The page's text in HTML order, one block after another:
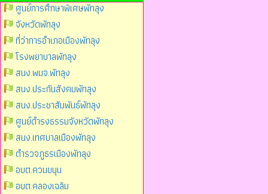
ศูนย์การศึกษาพิเศษพัทลุง
จังหวัดพัทลุง
ที่ว่าการอำเภอเมืองพัทลุง
โรงพยาบาลพัทลุง
สนง.พมจ.พัทลุง
สนง.ประกันสังคมพัทลุง
สนง.ประชาสัมพันธ์พัทลุง
ศูนย์ดำรงธรรมจังหวัดพัทลุง
สนง.เทศบาลเมืองพัทลุง
ตำรวจภูธรเมืองพัทลุง
อบต.ควนขนุน
อบต.คลองเฉลิม